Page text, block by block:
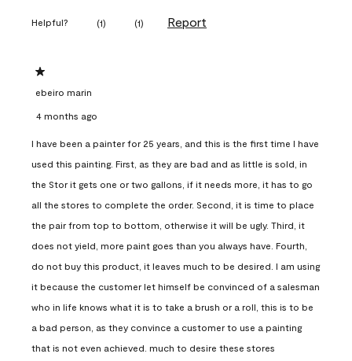
Helpful? (1) (1) Report
1 out of 5 stars.
ebeiro marin
4 months ago
I have been a painter for 25 years, and this is the first time I have
used this painting. First, as they are bad and as little is sold, in
the Stor it gets one or two gallons, if it needs more, it has to go
all the stores to complete the order. Second, it is time to place
the pair from top to bottom, otherwise it will be ugly. Third, it
does not yield, more paint goes than you always have. Fourth,
do not buy this product, it leaves much to be desired. I am using
it because the customer let himself be convinced of a salesman
who in life knows what it is to take a brush or a roll, this is to be
a bad person, as they convince a customer to use a painting
that is not even achieved. much to desire these stores